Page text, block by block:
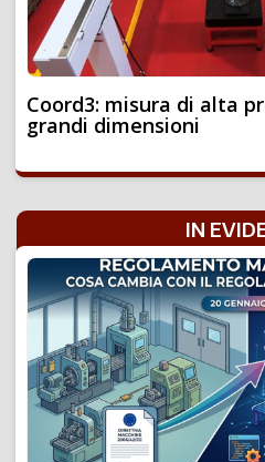
Coord3: misura di alta
grandi dimensioni
IN